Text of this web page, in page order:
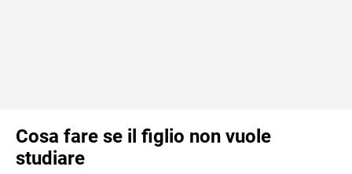
Cosa fare se il figlio non vuole
studiare